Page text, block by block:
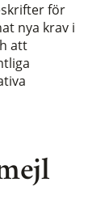
för
nya krav i
att